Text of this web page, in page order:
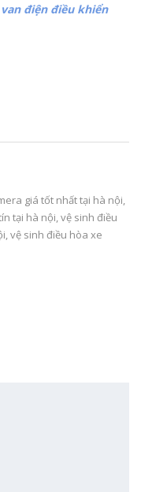
điện điều khiển
giá tốt nhất tại hà nội,
tại hà nội,vệ sinh điều
,vệ sinh điều hòa xe